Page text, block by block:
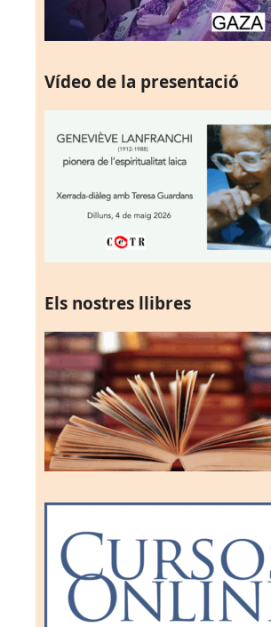
Vídeo de la presentació
Els nostres llibres